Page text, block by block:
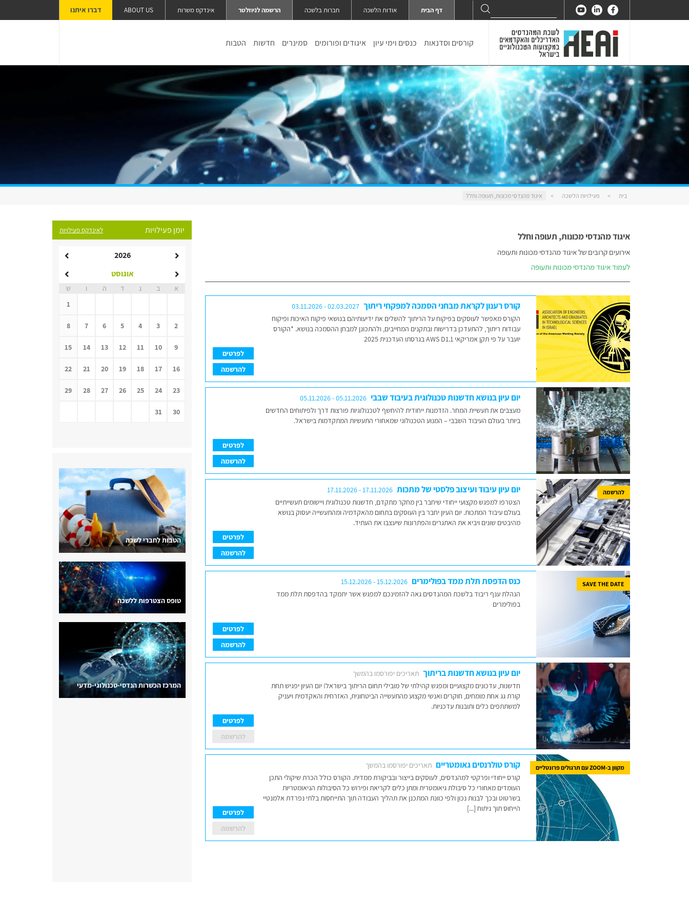
for:
Search דף הבית אודות הלשכה חברות בלשכה הרשמה לניוזלטר אינדקס משרות ABOUT US דברו איתנו
קורסים וסדנאות כנסים וימי עיון איגודים ופורומים סמינרים חדשות הטבות
בית > פעילויות הלשכה > איגוד מהנדסי מכונות, תעופה וחלל
איגוד מהנדסי מכונות, תעופה וחלל
אירועים קרובים של איגוד מהנדסי מכונות ותעופה
לעמוד איגוד מהנדסי מכונות ותעופה
קורס רענון לקראת מבחני הסמכה למפקחי ריתוך 03.11.2026 - 02.03.2027
הקורס מאפשר לעוסקים בפיקוח על הריתוך להשלים את ידיעותיהם בנושאי פיקוח האיכות ופיקוח
עבודות ריתוך, להתעדכן בדרישות ובתקנים המחייבים, ולהתכונן למבחן ההסמכה בנושא. *הקורס
יועבר על פי תקן אמריקאי AWS D1.1 בגרסתו העדכנית 2025
לפרטים
להרשמה
יום עיון בנושא חדשנות טכנולוגית בעיבוד שבבי 05.11.2026 - 05.11.2026
מעצבים את תעשיית המחר. הזדמנות ייחודית להיחשף לטכנולוגיות פורצות דרך ולפיתוחים החדשים
ביותר בעולם העיבוד השבבי – המנוע הטכנולוגי שמאחורי התעשיות המתקדמות בישראל.
לפרטים
להרשמה
להרשמה יום עיון עיבוד ועיצוב פלסטי של מתכות 17.11.2026 - 17.11.2026
הצטרפו למפגש מקצועי ייחודי שיחבר בין מחקר מתקדם, חדשנות טכנולוגית ויישומים תעשייתיים
בעולם עיבוד המתכות. יום העיון יחבר בין העוסקים בתחום מהאקדמיה ומהתעשייה יעסוק בנושא
מהיבטים שונים ויביא את האתגרים והפתרונות שיעצבו את העתיד.
לפרטים
להרשמה
SAVE THE DATE כנס הדפסת תלת ממד בפולימרים 15.12.2026 - 15.12.2026
הנהלת ענף ריבוד בלשכת המהנדסים גאה להזמינכם למפגש אשר יתמקד בהדפסת תלת ממד
בפולימרים
לפרטים
להרשמה
יום עיון בנושא חדשנות בריתוך תאריכים יפורסמו בהמשך
חדשנות, עדכונים מקצועיים ומפגש קהילתי של מובילי תחום הריתוך בישראל! יום העיון יפגיש תחת
קורת גג אחת מומחים, חוקרים ואנשי מקצוע מהתעשייה הביטחונית, האזרחית והאקדמית ויעניק
למשתתפים כלים ותובנות עדכניות.
לפרטים
להרשמה
מקוון ב-ZOOM עם תרגולים פרונטליים קורס טולרנסים גאומטריים תאריכים יפורסמו בהמשך
קורס ייחודי ופרקטי למהנדסים, לעוסקים בייצור ובביקורת ממדית. הקורס כולל הכרת שיקולי התכן
העומדים מאחורי כל סיבולת גיאומטרית ומתן כלים לקריאת ופירוש כל הסיבולות הגיאומטריות
בשרטוט ובכך לבנות נכון ולפי כוונת המתכנן את תהליך העבודה תוך התייחסות בלתי נפרדת אלמנטיי
הייחוס תוך ניתוח [...]
לפרטים
להרשמה
יומן פעילויות לאינדקס פעילויות
2026
אוגוסט
א ב ג ד ה ו
ש
1
2
3
4
5
6
7
8
9
10
11
12
13
14
15
16
17
18
19
20
21
22
23
24
25
26
27
28
29
30
31
הטבות לחברי לשכה
טופס הצטרפות ללשכה
המרכז הכשרות הנדסי-טכנולוגי-מדעי